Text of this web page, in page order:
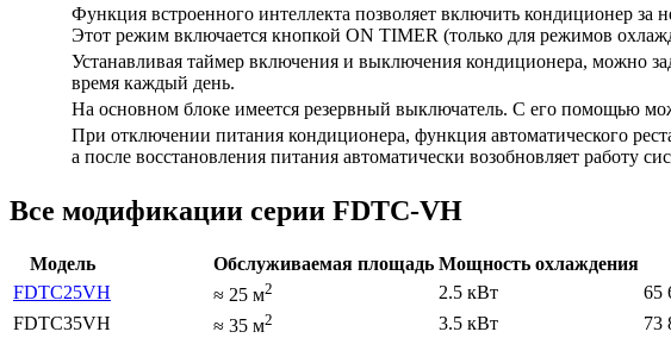
Функция встроенного интеллекта позволяет включить кондиционер за
Этот режим включается кнопкой ON TIMER (только для режимов
Устанавливая таймер включения и выключения кондиционера, можно
время каждый день.
На основном блоке имеется резервный выключатель. С его помощью
При отключении питания кондиционера, функция автоматического
а после восстановления питания автоматически возобновляет работу
Все модификации серии FDTC-VH
Модель Обслуживаемая площадь Мощность охлаждения
FDTC25VH
≈ 25 м2 2.5 кВт 65
FDTC35VH
≈ 35 м2 3.5 кВт 73